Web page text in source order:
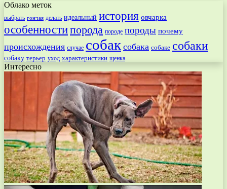
Облако меток
выбрать гончая делать идеальный история овчарка
особенностипорода породе породы почему
происхождения случае собак собака собаке собаки
собаку терьер уход характеристики щенка
Интересно